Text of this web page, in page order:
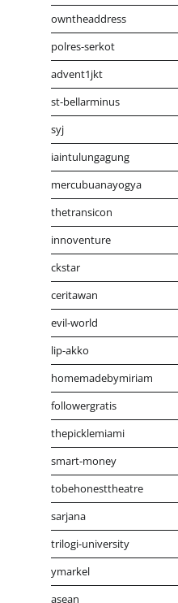
owntheaddress
polres-serkot
advent1jkt
st-bellarminus
syj
iaintulungagung
mercubuanayogya
thetransicon
innoventure
ckstar
ceritawan
evil-world
lip-akko
homemadebymiriam
followergratis
thepicklemiami
smart-money
tobehonesttheatre
sarjana
trilogi-university
ymarkel
asean